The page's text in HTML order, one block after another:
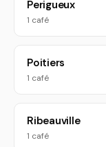
Perigueux
1 café
Poitiers
1 café
Ribeauville
1 café